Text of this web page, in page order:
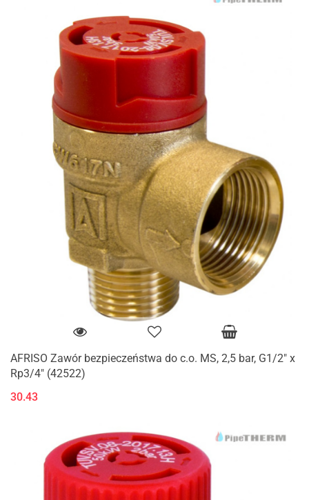
AFRISO Zawór bezpieczeństwa do c.o. MS, 2,5 bar, G1/2" x
Rp3/4" (42522)
30.43